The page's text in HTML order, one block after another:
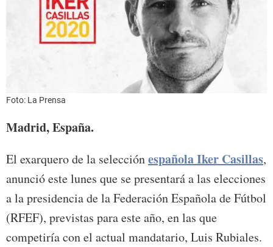
Foto: La Prensa
Madrid, España.
El exarquero de la selecciónespañola Iker Casillas,
anunció este lunes que se presentará a las elecciones
a la presidencia de la Federación Española de Fútbol
(RFEF), previstas para este año, en las que
competiría con el actual mandatario, Luis Rubiales.